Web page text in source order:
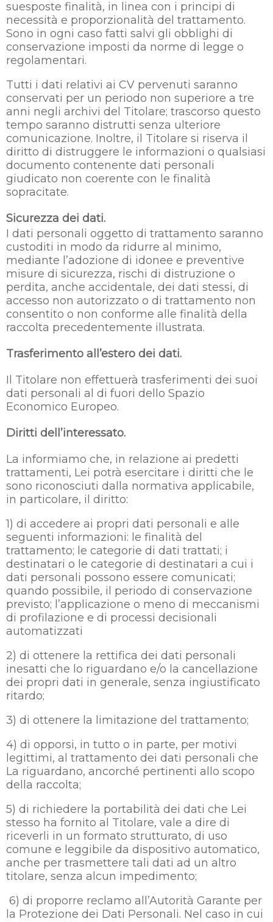
suesposte finalità, in linea con i principi di
necessità e proporzionalità del trattamento.
Sono in ogni caso fatti salvi gli obblighi di
conservazione imposti da norme di legge o
regolamentari.
Tutti i dati relativi ai CV pervenuti saranno
conservati per un periodo non superiore a tre
anni negli archivi del Titolare; trascorso questo
tempo saranno distrutti senza ulteriore
comunicazione. Inoltre, il Titolare si riserva il
diritto di distruggere le informazioni o qualsiasi
documento contenente dati personali
giudicato non coerente con le finalità
sopracitate.
Sicurezza dei dati.
I dati personali oggetto di trattamento saranno
custoditi in modo da ridurre al minimo,
mediante l’adozione di idonee e preventive
misure di sicurezza, rischi di distruzione o
perdita, anche accidentale, dei dati stessi, di
accesso non autorizzato o di trattamento non
consentito o non conforme alle finalità della
raccolta precedentemente illustrata.
Trasferimento all’estero dei dati.
Il Titolare non effettuerà trasferimenti dei suoi
dati personali al di fuori dello Spazio
Economico Europeo.
Diritti dell’interessato.
La informiamo che, in relazione ai predetti
trattamenti, Lei potrà esercitare i diritti che le
sono riconosciuti dalla normativa applicabile,
in particolare, il diritto:
1) di accedere ai propri dati personali e alle
seguenti informazioni: le finalità del
trattamento; le categorie di dati trattati; i
destinatari o le categorie di destinatari a cui i
dati personali possono essere comunicati;
quando possibile, il periodo di conservazione
previsto; l’applicazione o meno di meccanismi
di profilazione e di processi decisionali
automatizzati
2) di ottenere la rettifica dei dati personali
inesatti che lo riguardano e/o la cancellazione
dei propri dati in generale, senza ingiustificato
ritardo;
3) di ottenere la limitazione del trattamento;
4) di opporsi, in tutto o in parte, per motivi
legittimi, al trattamento dei dati personali che
La riguardano, ancorché pertinenti allo scopo
della raccolta;
5) di richiedere la portabilità dei dati che Lei
stesso ha fornito al Titolare, vale a dire di
riceverli in un formato strutturato, di uso
comune e leggibile da dispositivo automatico,
anche per trasmettere tali dati ad un altro
titolare, senza alcun impedimento;
6) di proporre reclamo all’Autorità Garante per
la Protezione dei Dati Personali. Nel caso in cui